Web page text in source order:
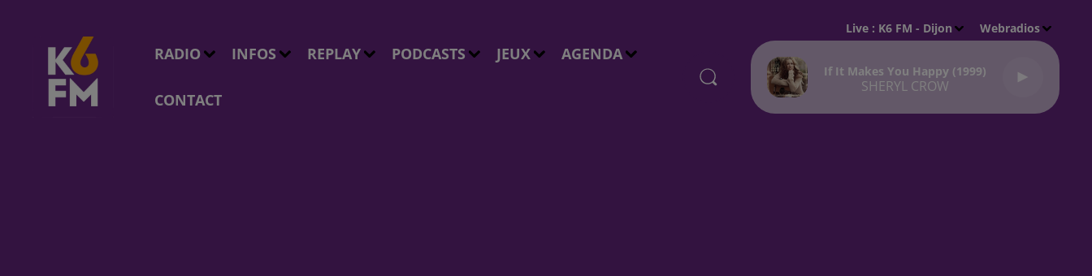
RADIO INFOS REPLAY PODCASTS JEUX AGENDA
CONTACT
Live : K6 FM - Dijon Webradios
If It Makes You Happy (1999)
SHERYL CROW